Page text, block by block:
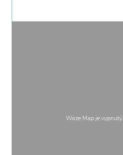
Waze Map je vypnutý.